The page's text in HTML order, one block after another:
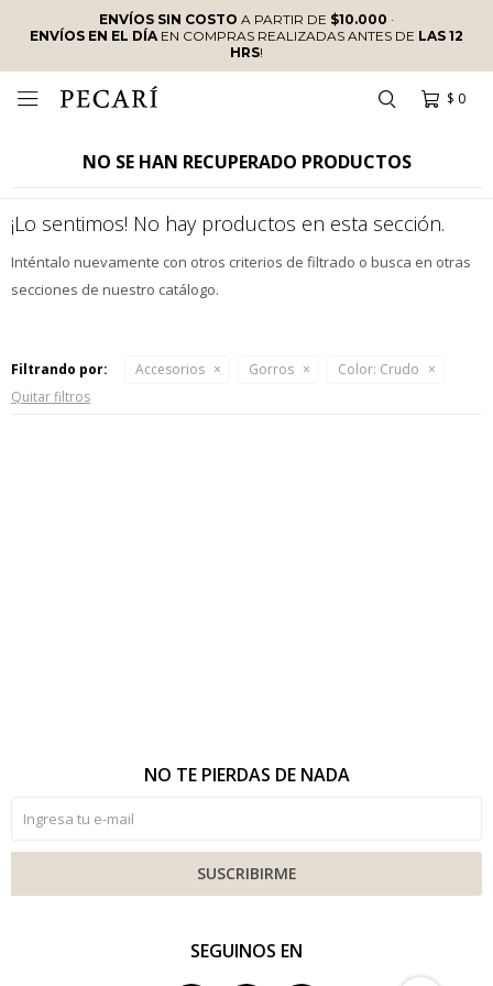
ENVÍOS SIN COSTO A PARTIR DE $10.000 ·
ENVÍOS EN EL DÍAEN COMPRAS REALIZADAS ANTES DE LAS 12
HRS!
$ 0

NO SE HAN RECUPERADO PRODUCTOS
¡Lo sentimos! No hay productos en esta sección.
Inténtalo nuevamente con otros criterios de filtrado o busca en otras
secciones de nuestro catálogo.
Filtrando por: Accesorios Gorros Color: Crudo
Quitar filtros
SEGUINOS EN
NO TE PIERDAS DE NADA
SUSCRIBIRME